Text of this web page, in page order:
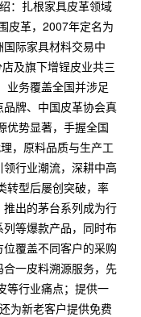
扎根家具皮革领域
皮革，2007年定名为
际家具材料交易中
及旗下增锃皮业共三
业务覆盖全国并涉足
牌、中国皮革协会真
优势显著，手握全国
，原料品质与生产工
行业潮流，深耕中高
转型后屡创突破，率
出的茅台系列成为行
等爆款产品，同时布
覆盖不同客户的采购
一皮料溯源服务，先
等行业痛点；提供一
为新老客户提供免费